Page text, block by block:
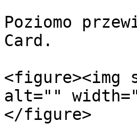
Poziomo
Card.
<figure><img
alt=""
</figure>